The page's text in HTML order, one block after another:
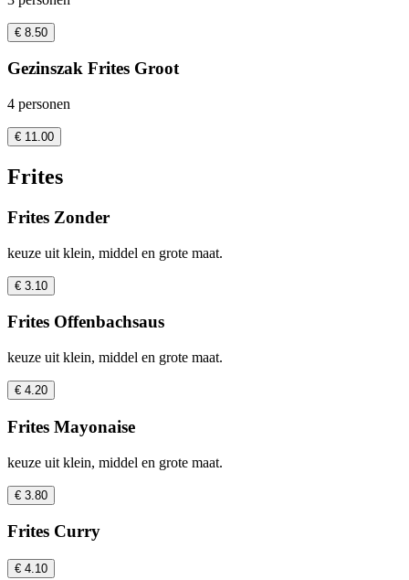
€ 8.50
Gezinszak Frites Groot
4 personen
€ 11.00
Frites
Frites Zonder
keuze uit klein, middel en grote maat.
€ 3.10
Frites Offenbachsaus
keuze uit klein, middel en grote maat.
€ 4.20
Frites Mayonaise
keuze uit klein, middel en grote maat.
€ 3.80
Frites Curry
€ 4.10